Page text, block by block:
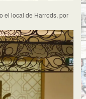
el local de Harrods, por